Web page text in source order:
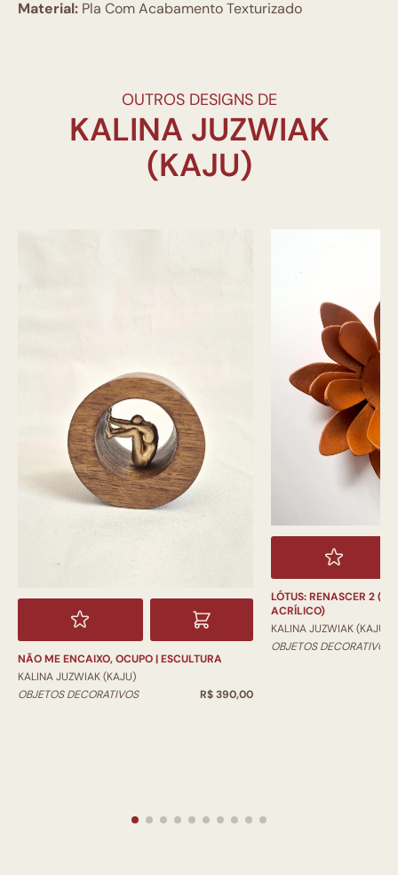
Material: Pla Com Acabamento Texturizado
OUTROS DESIGNS DE
KALINA JUZWIAK
NÃO ME ENCAIXO, OCUPO | ESCULTURA
KALINA JUZWIAK (KAJU)
OBJETOS DECORATIVOS
R$ 390,00
LÓTUS: RENASCER 2
ACRÍLICO)
KALINA JUZWIAK (KAJU)
OBJETOS DECORATIVOS